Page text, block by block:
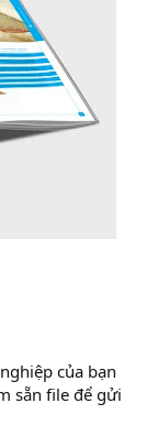
của bạn
sẵn file để gửi